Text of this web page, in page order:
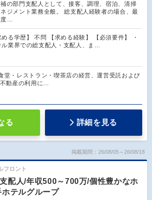
の部門支配人として、接客、調理、宿泊、清掃
ジメント業務全般。 総支配人経験者の場合、最
度…
める学歴】 不問 【求める経験】 【必須要件】 ・
ル業界での総支配人・支配人、ま…
堂・レストラン・喫茶店の経営、運営受託および
動産の利用に…
る 詳細を見る
掲載期間：26/08/05～26/08/18
フロント
支配人/年収500～700万/個性豊かなホ
テルグループ